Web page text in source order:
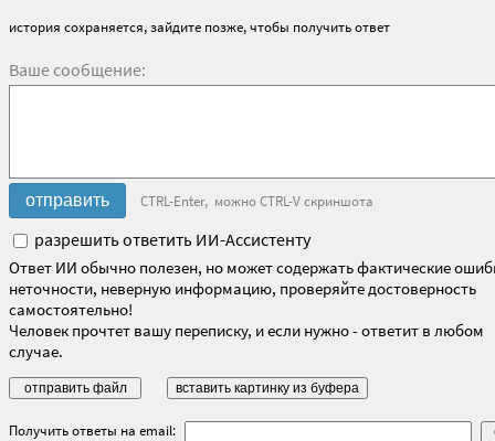
история сохраняется, зайдите позже, чтобы получить ответ
Ваше сообщение:
CTRL-Enter, можно CTRL-V скриншота
разрешить ответить ИИ-Ассистенту
Ответ ИИ обычно полезен, но может содержать фактические
неточности, неверную информацию, проверяйте достоверность
самостоятельно!
Человек прочтет вашу переписку, и если нужно - ответит в любом
случае.
Получить ответы на email: